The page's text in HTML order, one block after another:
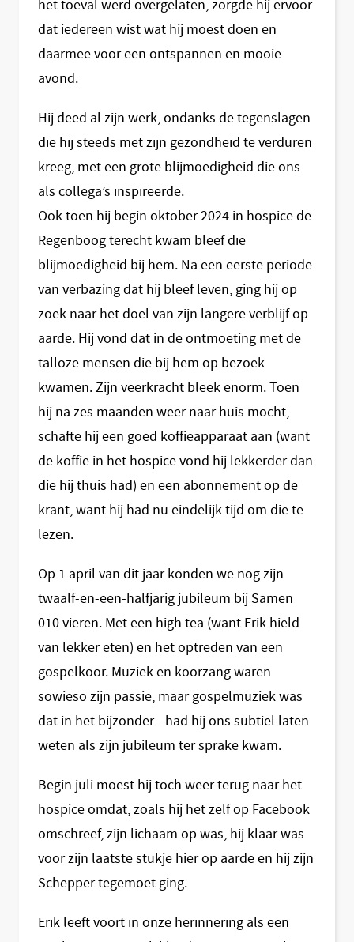
het toeval werd overgelaten, zorgde hij ervoor
dat iedereen wist wat hij moest doen en
daarmee voor een ontspannen en mooie
avond.
Hij deed al zijn werk, ondanks de tegenslagen
die hij steeds met zijn gezondheid te verduren
kreeg, met een grote blijmoedigheid die ons
als collega’s inspireerde.
Ook toen hij begin oktober 2024 in hospice de
Regenboog terecht kwam bleef die
blijmoedigheid bij hem. Na een eerste periode
van verbazing dat hij bleef leven, ging hij op
zoek naar het doel van zijn langere verblijf op
aarde. Hij vond dat in de ontmoeting met de
talloze mensen die bij hem op bezoek
kwamen. Zijn veerkracht bleek enorm. Toen
hij na zes maanden weer naar huis mocht,
schafte hij een goed koffieapparaat aan (want
de koffie in het hospice vond hij lekkerder dan
die hij thuis had) en een abonnement op de
krant, want hij had nu eindelijk tijd om die te
lezen.
Op 1 april van dit jaar konden we nog zijn
twaalf-en-een-halfjarig jubileum bij Samen
010 vieren. Met een high tea (want Erik hield
van lekker eten) en het optreden van een
gospelkoor. Muziek en koorzang waren
sowieso zijn passie, maar gospelmuziek was
dat in het bijzonder - had hij ons subtiel laten
weten als zijn jubileum ter sprake kwam.
Begin juli moest hij toch weer terug naar het
hospice omdat, zoals hij het zelf op Facebook
omschreef, zijn lichaam op was, hij klaar was
voor zijn laatste stukje hier op aarde en hij zijn
Schepper tegemoet ging.
Erik leeft voort in onze herinnering als een